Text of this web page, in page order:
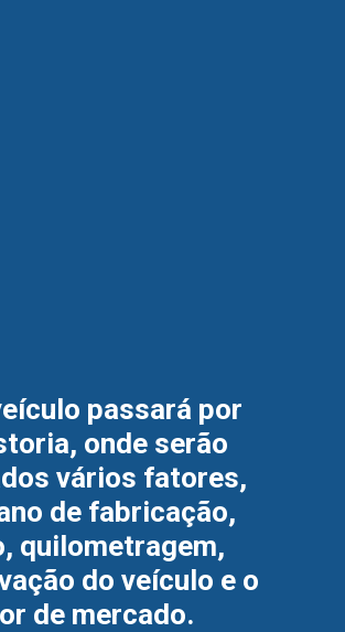
passará por
onde serão
vários fatores,
de fabricação,
quilometragem,
do veículo e o
de mercado.